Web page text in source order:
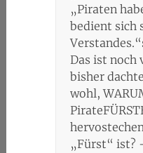
„Piraten
bedient sich
Das ist noch
bisher
wohl,
„Fürst“ ist?